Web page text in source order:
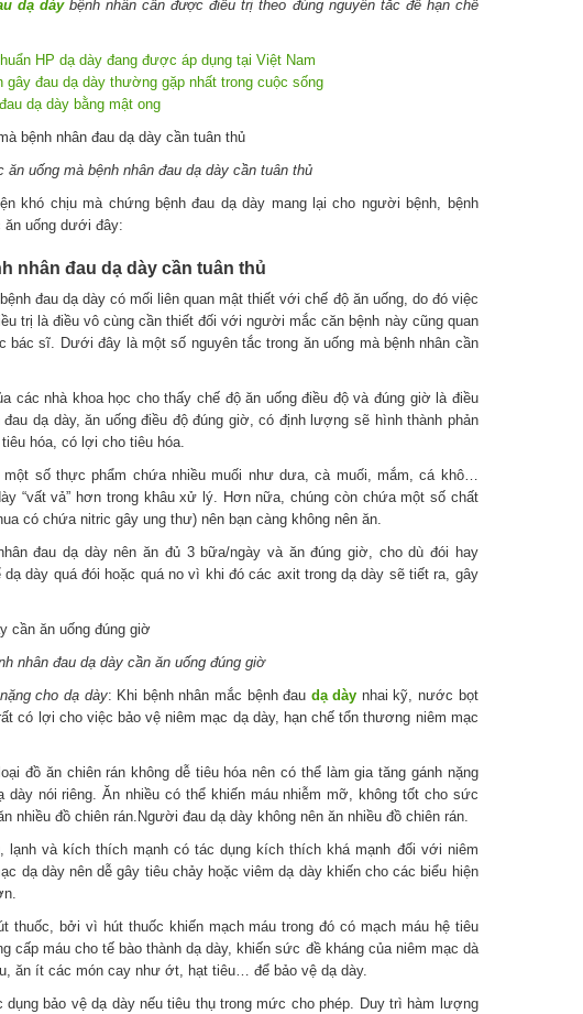
dạ dàybệnh nhân cần được điều trị theo đúng nguyên tắc để hạn chế
HP dạ dày đang được áp dụng tại Việt Nam
gây đau dạ dày thường gặp nhất trong cuộc sống
dạ dày bằng mật ong
ăn uống mà bệnh nhân đau dạ dày cần tuân thủ
khó chịu mà chứng bệnh đau dạ dày mang lại cho người bệnh, bệnh
ăn uống dưới đây:
nhân đau dạ dày cần tuân thủ
đau dạ dày có mối liên quan mật thiết với chế độ ăn uống, do đó việc
trị là điều vô cùng cần thiết đối với người mắc căn bệnh này cũng quan
bác sĩ. Dưới đây là một số nguyên tắc trong ăn uống mà bệnh nhân cần
các nhà khoa học cho thấy chế độ ăn uống điều độ và đúng giờ là điều
dạ dày, ăn uống điều độ đúng giờ, có định lượng sẽ hình thành phản
hóa, có lợi cho tiêu hóa.
một số thực phẩm chứa nhiều muối như dưa, cà muối, mắm, cá khô…
“vất vả” hơn trong khâu xử lý. Hơn nữa, chúng còn chứa một số chất
có chứa nitric gây ung thư) nên bạn càng không nên ăn.
đau dạ dày nên ăn đủ 3 bữa/ngày và ăn đúng giờ, cho dù đói hay
dày quá đói hoặc quá no vì khi đó các axit trong dạ dày sẽ tiết ra, gây
nhân đau dạ dày cần ăn uống đúng giờ
cho dạ dày: Khi bệnh nhân mắc bệnh đau dạ dày nhai kỹ, nước bọt
có lợi cho việc bảo vệ niêm mạc dạ dày, hạn chế tổn thương niêm mạc
đồ ăn chiên rán không dễ tiêu hóa nên có thể làm gia tăng gánh nặng
dày nói riêng. Ăn nhiều có thể khiến máu nhiễm mỡ, không tốt cho sức
nhiều đồ chiên rán.Người đau dạ dày không nên ăn nhiều đồ chiên rán.
lạnh và kích thích mạnh có tác dụng kích thích khá mạnh đối với niêm
dạ dày nên dễ gây tiêu chảy hoặc viêm dạ dày khiến cho các biểu hiện
thuốc, bởi vì hút thuốc khiến mạch máu trong đó có mạch máu hệ tiêu
cấp máu cho tế bào thành dạ dày, khiến sức đề kháng của niêm mạc dà
ăn ít các món cay như ớt, hạt tiêu… để bảo vệ dạ dày.
dụng bảo vệ dạ dày nếu tiêu thụ trong mức cho phép. Duy trì hàm lượng